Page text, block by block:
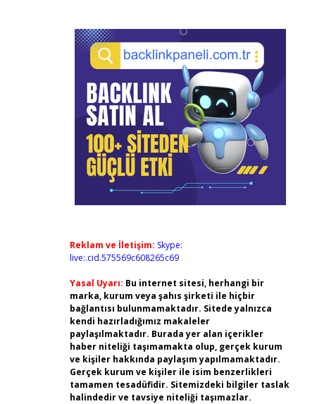
Reklam ve İletişim: Skype:
live:.cid.575569c608265c69
Yasal Uyarı: Bu internet sitesi, herhangi bir
marka, kurum veya şahıs şirketi ile hiçbir
bağlantısı bulunmamaktadır. Sitede yalnızca
kendi hazırladığımız makaleler
paylaşılmaktadır. Burada yer alan içerikler
haber niteliği taşımamakta olup, gerçek kurum
ve kişiler hakkında paylaşım yapılmamaktadır.
Gerçek kurum ve kişiler ile isim benzerlikleri
tamamen tesadüfidir. Sitemizdeki bilgiler taslak
halindedir ve tavsiye niteliği taşımazlar.